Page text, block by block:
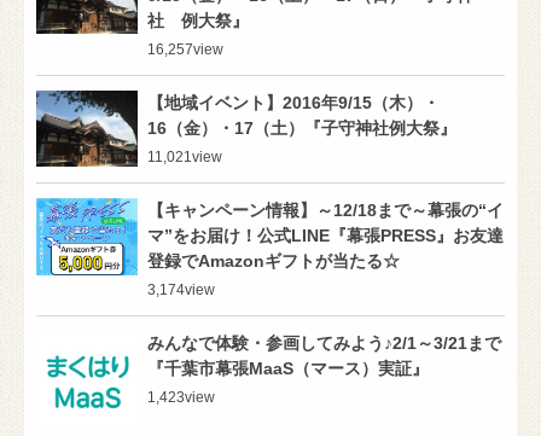
社 例大祭』
16,257view
【地域イベント】2016年9/15（木）・
16（金）・17（土）『子守神社例大祭』
11,021 view
【キャンペーン情報】～12/18まで～幕張の“イ
マ”をお届け！公式LINE『幕張PRESS』お友達
登録でAmazonギフトが当たる☆
3,174view
みんなで体験・参画してみよう♪2/1～3/21まで
『千葉市幕張MaaS（マース）実証』
1,423view